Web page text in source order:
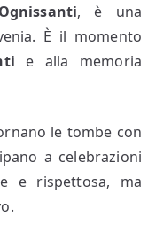
Ognissanti, è una
È il momento
e alla memoria
le tombe con
a celebrazioni
e rispettosa, ma